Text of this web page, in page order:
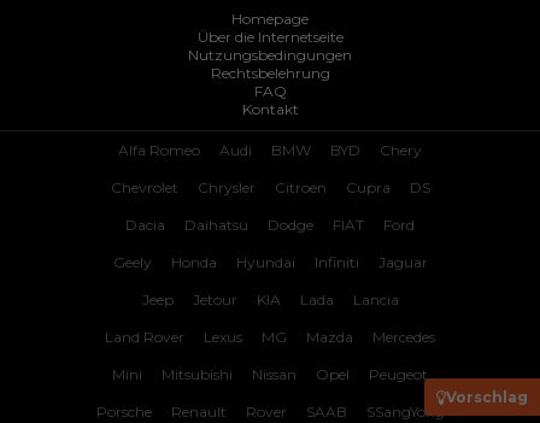
Vorschlag
Homepage
Über die Internetseite
Nutzungsbedingungen
Rechtsbelehrung
FAQ
Kontakt
Alfa Romeo Audi BMW BYD Chery
Chevrolet Chrysler Citroen Cupra DS
Dacia Daihatsu Dodge FIAT Ford
Geely Honda Hyundai Infiniti Jaguar
Jeep Jetour KIA Lada Lancia
Land Rover Lexus MG Mazda Mercedes
Mini Mitsubishi Nissan Opel Peugeot
Porsche Renault Rover SAAB SSangYong